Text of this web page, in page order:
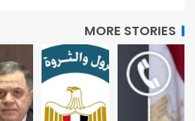
MORE STORIES